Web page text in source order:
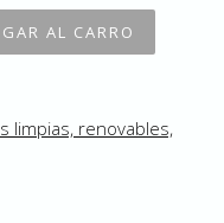
limpias, renovables,